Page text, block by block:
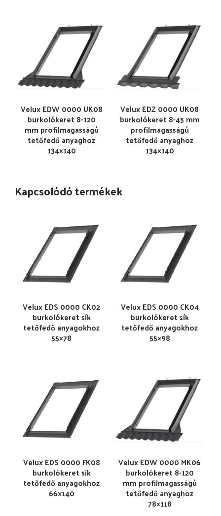
Velux EDW 0000 UK08
burkolókeret 8-120
mm profilmagasságú
tetőfedő anyaghoz
134×140
Velux EDZ 0000 UK08
burkolókeret 8-45 mm
profilmagasságú
tetőfedő anyaghoz
134×140
Kapcsolódó termékek
Velux EDS 0000 CK02
burkolókeret sík
tetőfedő anyagokhoz
55×78
Velux EDS 0000 CK04
burkolókeret sík
tetőfedő anyagokhoz
55×98
Velux EDS 0000 FK08
burkolókeret sík
tetőfedő anyagokhoz
66×140
Velux EDW 0000 MK06
burkolókeret 8-120
mm profilmagasságú
tetőfedő anyaghoz
78×118